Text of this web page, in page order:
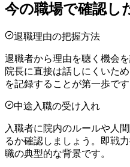
今の職場で確認し
退職理由の把握方法
退職者から理由を聴く機会
院長に直接は話しにくいた
を記録することが第一歩です
中途入職の受け入れ
入職者に院内のルールや人
るか確認しましょう。即戦
職の典型的な背景です。